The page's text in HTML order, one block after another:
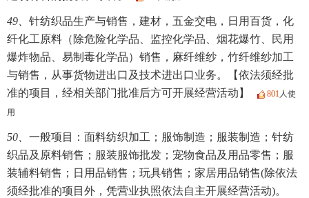
49、 针纺织品生产与销售，建材，五金交电，日用百货，化
纤化工原料（除危险化学品、监控化学品、烟花爆竹、民用
爆炸物品、易制毒化学品）销售，麻纤维纱，竹纤维纱加工
与销售，从事货物进出口及技术进出口业务。【依法须经批
准的项目，经相关部门批准后方可开展经营活动】
801人使
用
50、 一般项目：面料纺织加工；服饰制造；服装制造；针纺
织品及原料销售；服装服饰批发；宠物食品及用品零售；服
装辅料销售；日用品销售；玩具销售；家居用品销售(除依法
须经批准的项目外，凭营业执照依法自主开展经营活动)。